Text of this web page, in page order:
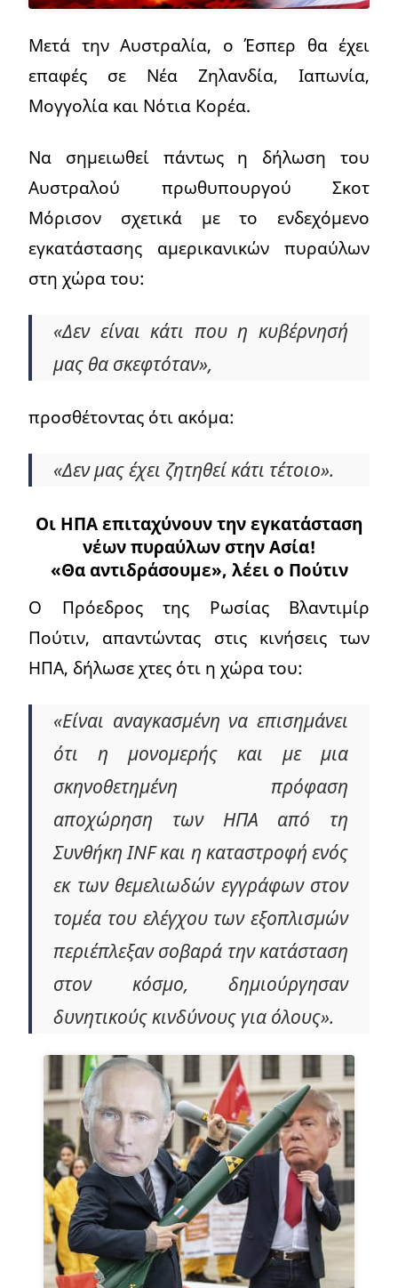
Μετά την Αυστραλία, ο Έσπερ θα έχει
επαφές σε Νέα Ζηλανδία, Ιαπωνία,
Μογγολία και Νότια Κορέα.
Να σημειωθεί πάντως η δήλωση του
Αυστραλού πρωθυπουργού Σκοτ
Μόρισον σχετικά με το ενδεχόμενο
εγκατάστασης αμερικανικών πυραύλων
στη χώρα του:
«Δεν είναι κάτι που η κυβέρνησή
μας θα σκεφτόταν»,
προσθέτοντας ότι ακόμα:
«Δεν μας έχει ζητηθεί κάτι τέτοιο».
Οι ΗΠΑ επιταχύνουν την εγκατάσταση
νέων πυραύλων στην Ασία!
«Θα αντιδράσουμε», λέει ο Πούτιν
Ο Πρόεδρος της Ρωσίας Βλαντιμίρ
Πούτιν, απαντώντας στις κινήσεις των
ΗΠΑ, δήλωσε χτες ότι η χώρα του:
«Είναι αναγκασμένη να επισημάνει
ότι η μονομερής και με μια
σκηνοθετημένη πρόφαση
αποχώρηση των ΗΠΑ από τη
Συνθήκη INF και η καταστροφή ενός
εκ των θεμελιωδών εγγράφων στον
τομέα του ελέγχου των εξοπλισμών
περιέπλεξαν σοβαρά την κατάσταση
στον κόσμο, δημιούργησαν
δυνητικούς κινδύνους για όλους».